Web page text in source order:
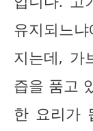
유지되느
지는데, 가
즙을 품고
한 요리가